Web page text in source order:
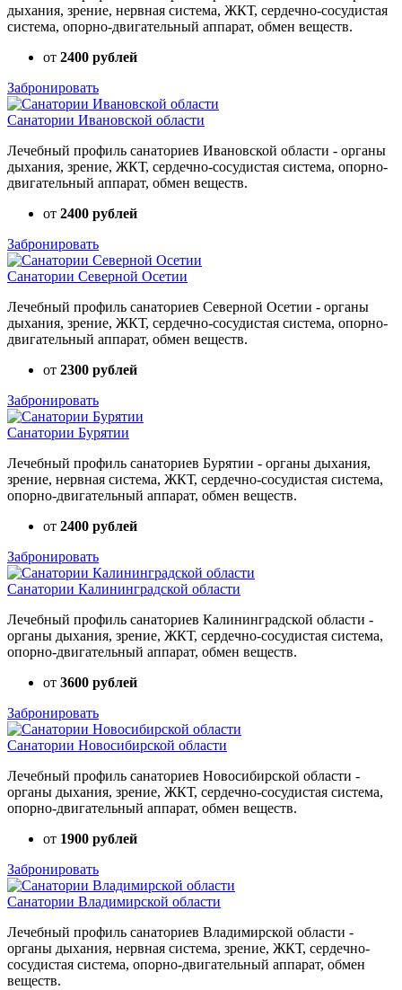
дыхания, зрение, нервная система, ЖКТ, сердечно-сосудистая
система, опорно-двигательный аппарат, обмен веществ.
от 2400 рублей
Забронировать
Санатории Ивановской области
Лечебный профиль санаториев Ивановской области - органы
дыхания, зрение, ЖКТ, сердечно-сосудистая система, опорно-
двигательный аппарат, обмен веществ.
от 2400 рублей
Забронировать
Санатории Северной Осетии
Лечебный профиль санаториев Северной Осетии - органы
дыхания, зрение, ЖКТ, сердечно-сосудистая система, опорно-
двигательный аппарат, обмен веществ.
от 2300 рублей
Забронировать
Санатории Бурятии
Лечебный профиль санаториев Бурятии - органы дыхания,
зрение, нервная система, ЖКТ, сердечно-сосудистая система,
опорно-двигательный аппарат, обмен веществ.
от 2400 рублей
Забронировать
Санатории Калининградской области
Лечебный профиль санаториев Калининградской области -
органы дыхания, зрение, ЖКТ, сердечно-сосудистая система,
опорно-двигательный аппарат, обмен веществ.
от 3600 рублей
Забронировать
Санатории Новосибирской области
Лечебный профиль санаториев Новосибирской области -
органы дыхания, зрение, ЖКТ, сердечно-сосудистая система,
опорно-двигательный аппарат, обмен веществ.
от 1900 рублей
Забронировать
Санатории Владимирской области
Лечебный профиль санаториев Владимирской области -
органы дыхания, нервная система, зрение, ЖКТ, сердечно-
сосудистая система, опорно-двигательный аппарат, обмен
веществ.